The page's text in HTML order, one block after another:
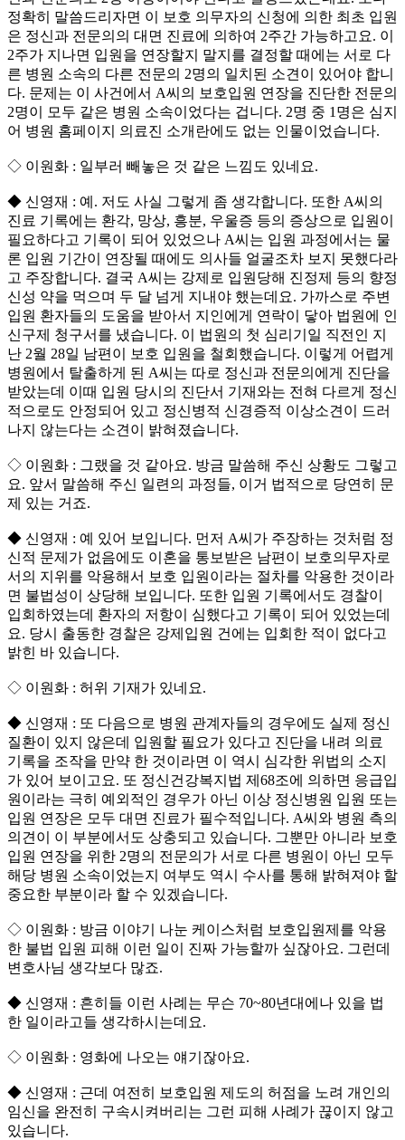
정확히 말씀드리자면 이 보호 의무자의 신청에 의한 최초 입원
은 정신과 전문의의 대면 진료에 의하여 2주간 가능하고요. 이
2주가 지나면 입원을 연장할지 말지를 결정할 때에는 서로 다
른 병원 소속의 다른 전문의 2명의 일치된 소견이 있어야 합니
다. 문제는 이 사건에서 A씨의 보호입원 연장을 진단한 전문의
2명이 모두 같은 병원 소속이었다는 겁니다. 2명 중 1명은 심지
어 병원 홈페이지 의료진 소개란에도 없는 인물이었습니다.
◇ 이원화 : 일부러 빼놓은 것 같은 느낌도 있네요.
◆ 신영재 : 예. 저도 사실 그렇게 좀 생각합니다. 또한 A씨의
진료 기록에는 환각, 망상, 흥분, 우울증 등의 증상으로 입원이
필요하다고 기록이 되어 있었으나 A씨는 입원 과정에서는 물
론 입원 기간이 연장될 때에도 의사들 얼굴조차 보지 못했다라
고 주장합니다. 결국 A씨는 강제로 입원당해 진정제 등의 향정
신성 약을 먹으며 두 달 넘게 지내야 했는데요. 가까스로 주변
입원 환자들의 도움을 받아서 지인에게 연락이 닿아 법원에 인
신구제 청구서를 냈습니다. 이 법원의 첫 심리기일 직전인 지
난 2월 28일 남편이 보호 입원을 철회했습니다. 이렇게 어렵게
병원에서 탈출하게 된 A씨는 따로 정신과 전문의에게 진단을
받았는데 이때 입원 당시의 진단서 기재와는 전혀 다르게 정신
적으로도 안정되어 있고 정신병적 신경증적 이상소견이 드러
나지 않는다는 소견이 밝혀졌습니다.
◇ 이원화 : 그랬을 것 같아요. 방금 말씀해 주신 상황도 그렇고
요. 앞서 말씀해 주신 일련의 과정들, 이거 법적으로 당연히 문
제 있는 거죠.
◆ 신영재 : 예 있어 보입니다. 먼저 A씨가 주장하는 것처럼 정
신적 문제가 없음에도 이혼을 통보받은 남편이 보호의무자로
서의 지위를 악용해서 보호 입원이라는 절차를 악용한 것이라
면 불법성이 상당해 보입니다. 또한 입원 기록에서도 경찰이
입회하였는데 환자의 저항이 심했다고 기록이 되어 있었는데
요. 당시 출동한 경찰은 강제입원 건에는 입회한 적이 없다고
밝힌 바 있습니다.
◇ 이원화 : 허위 기재가 있네요.
◆ 신영재 : 또 다음으로 병원 관계자들의 경우에도 실제 정신
질환이 있지 않은데 입원할 필요가 있다고 진단을 내려 의료
기록을 조작을 만약 한 것이라면 이 역시 심각한 위법의 소지
가 있어 보이고요. 또 정신건강복지법 제68조에 의하면 응급입
원이라는 극히 예외적인 경우가 아닌 이상 정신병원 입원 또는
입원 연장은 모두 대면 진료가 필수적입니다. A씨와 병원 측의
의견이 이 부분에서도 상충되고 있습니다. 그뿐만 아니라 보호
입원 연장을 위한 2명의 전문의가 서로 다른 병원이 아닌 모두
해당 병원 소속이었는지 여부도 역시 수사를 통해 밝혀져야 할
중요한 부분이라 할 수 있겠습니다.
◇ 이원화 : 방금 이야기 나눈 케이스처럼 보호입원제를 악용
한 불법 입원 피해 이런 일이 진짜 가능할까 싶잖아요. 그런데
변호사님 생각보다 많죠.
◆ 신영재 : 흔히들 이런 사례는 무슨 70~80년대에나 있을 법
한 일이라고들 생각하시는데요.
◇ 이원화 : 영화에 나오는 얘기잖아요.
◆ 신영재 : 근데 여전히 보호입원 제도의 허점을 노려 개인의
임신을 완전히 구속시켜버리는 그런 피해 사례가 끊이지 않고
있습니다.